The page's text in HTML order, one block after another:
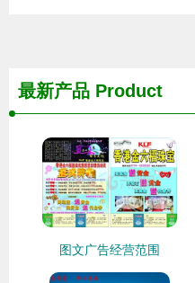
最新产品 Product
图文广告经营范围